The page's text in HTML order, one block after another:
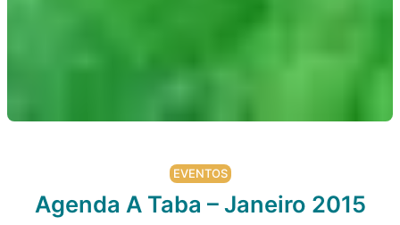
EVENTOS
Agenda A Taba – Janeiro 2015